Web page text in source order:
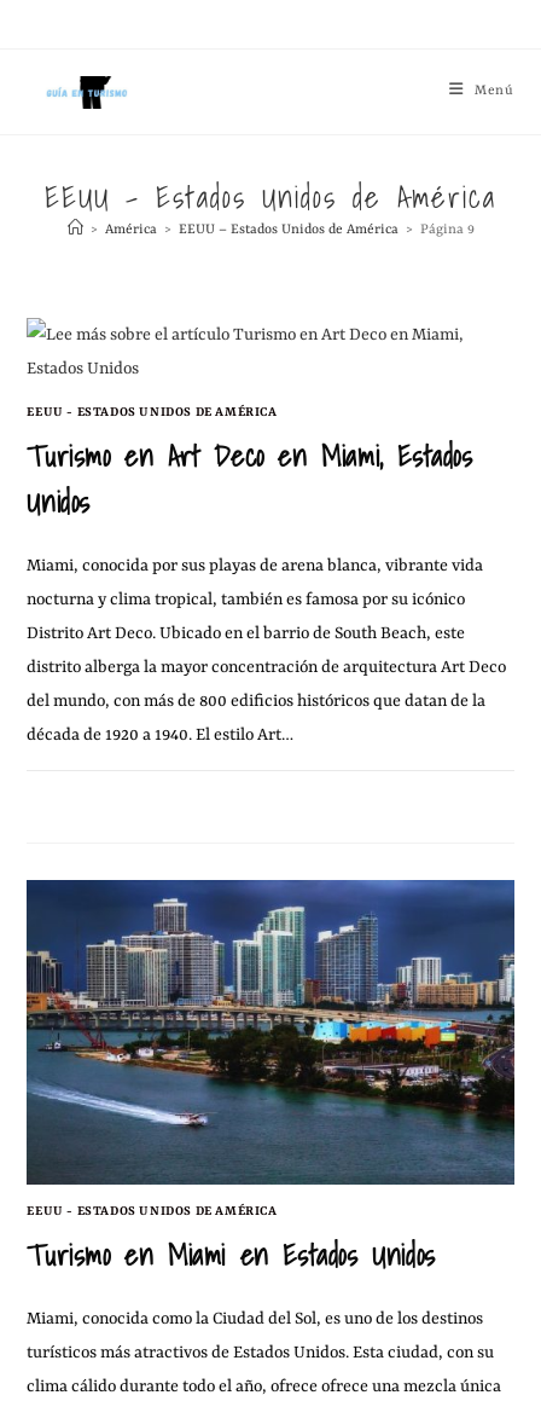
Menú
EEUU – Estados Unidos de América
> América > EEUU – Estados Unidos de América > Página 9
EEUU - ESTADOS UNIDOS DE AMÉRICA
Turismo en Art Deco en Miami, Estados
Unidos
Miami, conocida por sus playas de arena blanca, vibrante vida
nocturna y clima tropical, también es famosa por su icónico
Distrito Art Deco. Ubicado en el barrio de South Beach, este
distrito alberga la mayor concentración de arquitectura Art Deco
del mundo, con más de 800 edificios históricos que datan de la
década de 1920 a 1940. El estilo Art…
EEUU - ESTADOS UNIDOS DE AMÉRICA
Turismo en Miami en Estados Unidos
Miami, conocida como la Ciudad del Sol, es uno de los destinos
turísticos más atractivos de Estados Unidos. Esta ciudad, con su
clima cálido durante todo el año, ofrece ofrece una mezcla única